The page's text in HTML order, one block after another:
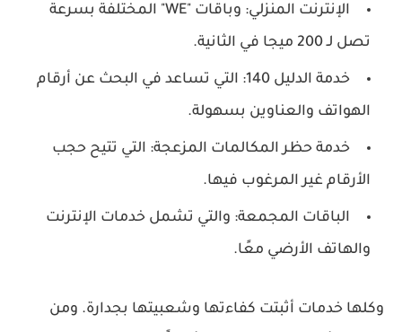
الإنترنت المنزلي: وباقات "WE" المختلفة بسرعة
تصل لـ 200 ميجا في الثانية.
خدمة الدليل 140: التي تساعد في البحث عن أرقام
الهواتف والعناوين بسهولة.
خدمة حظر المكالمات المزعجة: التي تتيح حجب
الأرقام غير المرغوب فيها.
الباقات المجمعة: والتي تشمل خدمات الإنترنت
والهاتف الأرضي معًا.
وكلها خدمات أثبتت كفاءتها وشعبيتها بجدارة. ومن